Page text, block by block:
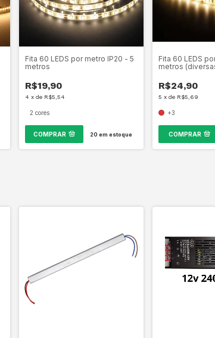
Fita 60 LEDS por metro IP20 - 5
metros
R$19,90
4 xde R$5,54
2 cores
COMPRAR 20 em estoque
Fita 60 LEDS
metros
R$24,90
5 x de R$5,69
+3
COMPRAR